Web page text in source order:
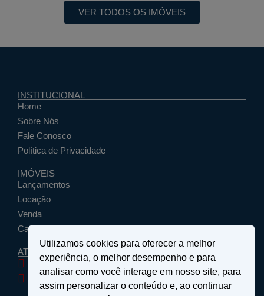
VER TODOS OS IMÓVEIS
INSTITUCIONAL
Home
Sobre Nós
Fale Conosco
Política de Privacidade
IMÓVEIS
Lançamentos
Locação
Venda
Cadastrar Seu Imóvel
ATENDIMENTO
santosemattosimoveis@hotmail.com
(19) 9 9639-4985
Rua Floriano Peixoto, nº 27 - Centro - São João da
Utilizamos cookies para oferecer a melhor
experiência, o melhor desempenho e para
analisar como você interage em nosso site, para
assim personalizar o conteúdo e, ao continuar